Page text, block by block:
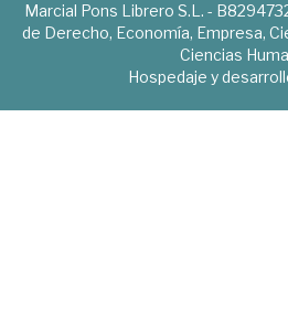
Marcial Pons Librero S.L. -
de Derecho, Economía, Empresa,
Ciencias
Hospedaje y